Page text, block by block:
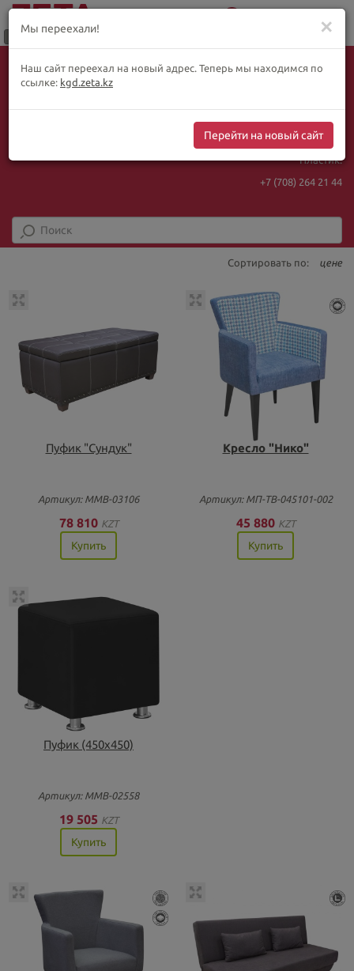
Меню
ҚАЗ
РУС
ENG
+ видеотрансляции:
Интернет-магазин:
+7 (708) 925 56
Пластик:
+7 (708) 264 21 44
Сортировать по: цене
Пуфик "Сундук"
Артикул: ММВ-03106
78 810 KZT
Купить
Кресло "Нико"
Артикул: МП-ТВ-045101-002
45 880 KZT
Купить
Пуфик (450х450)
Артикул: ММВ-02558
19 505 KZT
Купить
✕
Мы переехали!
Наш сайт переехал на новый адрес. Теперь мы находимся по
ссылке: kgd.zeta.kz
Перейти на новый сайт